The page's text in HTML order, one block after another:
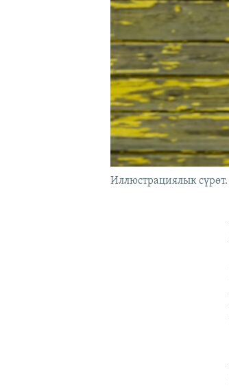
Иллюстрациялык сүрөт.